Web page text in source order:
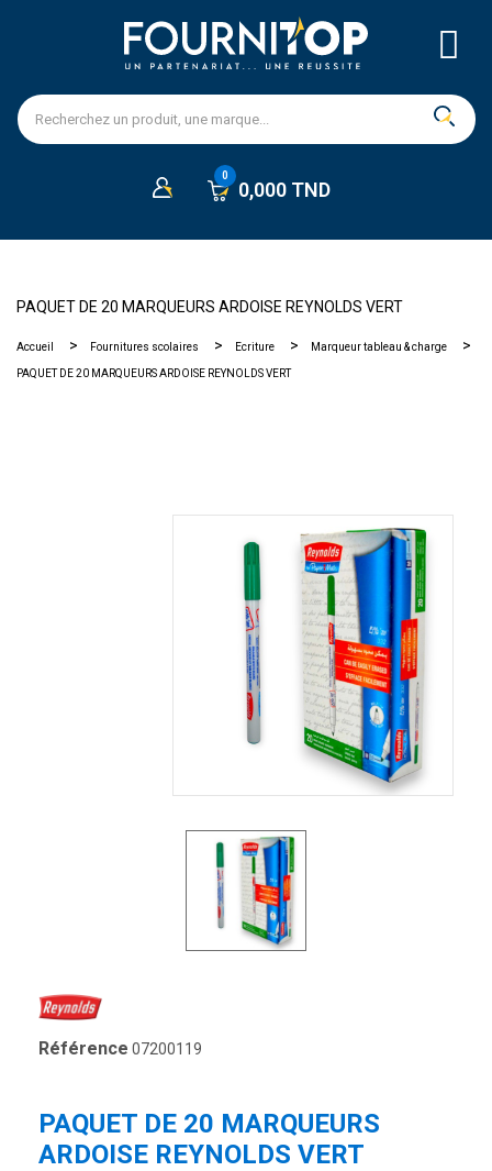
0,000 TND
PAQUET DE 20 MARQUEURS ARDOISE REYNOLDS VERT
Accueil Fournitures scolaires Ecriture Marqueur tableau & charge
PAQUET DE 20 MARQUEURS ARDOISE REYNOLDS VERT
Référence 07200119
PAQUET DE 20 MARQUEURS
ARDOISE REYNOLDS VERT